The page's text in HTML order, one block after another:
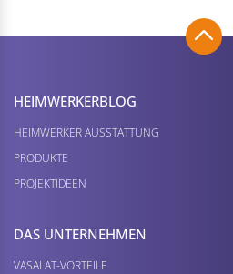
HEIMWERKER­BLOG
HEIMWERKER AUSSTATTUNG
PRODUKTE
PROJEKTIDEEN
DAS UNTERNEHMEN
VASALAT-VORTEILE